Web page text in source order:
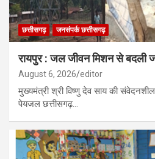
छत्तीसगढ़ जनसंपर्क छत्तीसगढ़
रायपुर : जल जीवन मिशन से बदली
August 6, 2026 editor
मुख्यमंत्री श्री विष्णु देव साय की
पेयजल छत्तीसगढ़…